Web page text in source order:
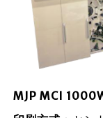
MJP MCI